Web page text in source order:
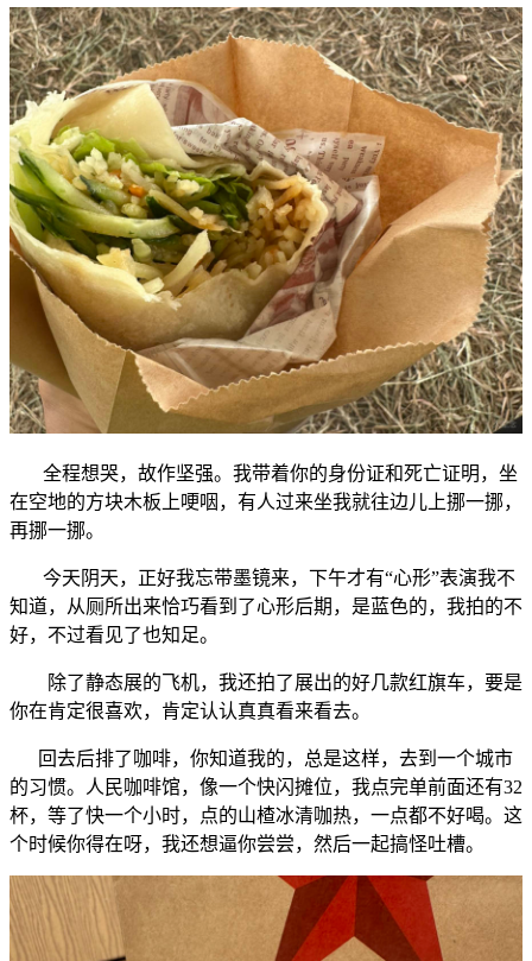
全程想哭，故作坚强。我带着你的身份证和死亡证明，坐
在空地的方块木板上哽咽，有人过来坐我就往边儿上挪一挪，
再挪一挪。
今天阴天，正好我忘带墨镜来，下午才有“心形”表演我不
知道，从厕所出来恰巧看到了心形后期，是蓝色的，我拍的不
好，不过看见了也知足。
除了静态展的飞机，我还拍了展出的好几款红旗车，要是
你在肯定很喜欢，肯定认认真真看来看去。
回去后排了咖啡，你知道我的，总是这样，去到一个城市
的习惯。人民咖啡馆，像一个快闪摊位，我点完单前面还有32
杯，等了快一个小时，点的山楂冰清咖热，一点都不好喝。这
个时候你得在呀，我还想逼你尝尝，然后一起搞怪吐槽。